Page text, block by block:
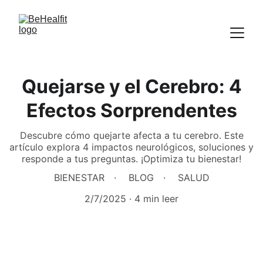
Quejarse y el Cerebro: 4
Efectos Sorprendentes
Descubre cómo quejarte afecta a tu cerebro. Este
artículo explora 4 impactos neurológicos, soluciones y
responde a tus preguntas. ¡Optimiza tu bienestar!
BIENESTAR
BLOG
SALUD
2/7/2025
4 min leer